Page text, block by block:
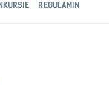
REGULAMIN